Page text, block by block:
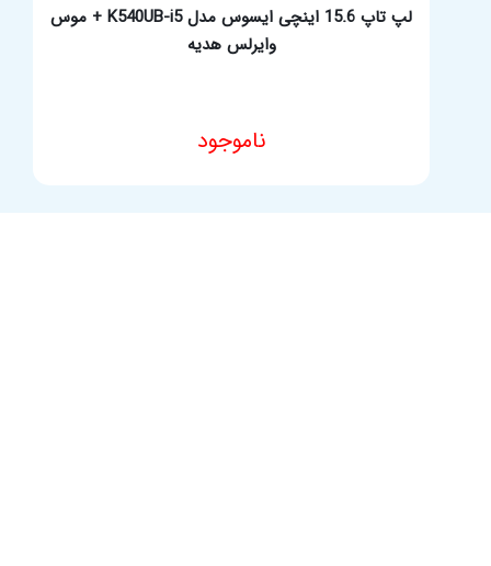
لپ تاپ 15.6 اینچی ایسوس مدل K540UB-i5 + موس
وایرلس هدیه
ناموجود